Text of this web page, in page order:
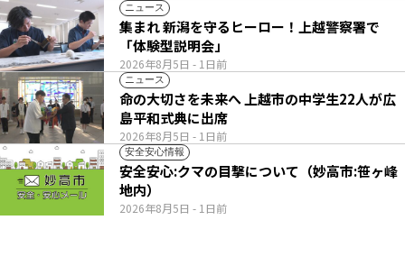
ニュース
2026年8月5日 - 1日前
集まれ 新潟を守るヒーロー！上越警察署で
「体験型説明会」
ニュース
2026年8月5日 - 1日前
命の大切さを未来へ 上越市の中学生22人が広
島平和式典に出席
安全安心情報
2026年8月5日 - 1日前
安全安心:クマの目撃について（妙高市:笹ヶ峰
地内）